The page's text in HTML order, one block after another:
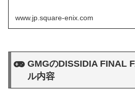
www.jp.square-enix.com
GMGのDISSIDIA FINAL
ル内容